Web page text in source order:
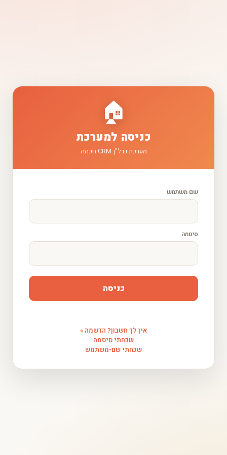
🏠
כניסה למערכת
מערכת נדל"ן CRM חכמה
שם משתמש
סיסמה
כניסה
אין לך חשבון? הרשמה »
שכחתי סיסמה
שכחתי שם-משתמש